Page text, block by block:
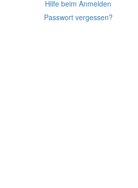
Hilfe beim Anmelden
Passwort vergessen?